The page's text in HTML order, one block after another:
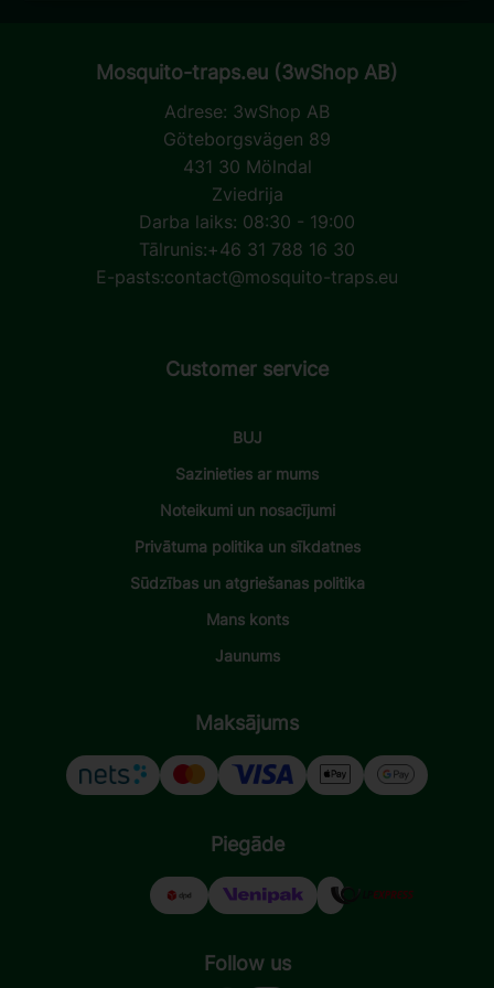
Mosquito-traps.eu (3wShop AB)
Adrese: 3wShop AB
Göteborgsvägen 89
431 30 Mölndal
Zviedrija
Darba laiks: 08:30 - 19:00
Tālrunis:+46 31 788 16 30
E-pasts:contact@mosquito-traps.eu
Customer service
BUJ
Sazinieties ar mums
Noteikumi un nosacījumi
Privātuma politika un sīkdatnes
Sūdzības un atgriešanas politika
Mans konts
Jaunums
Maksājums
Piegāde
Follow us